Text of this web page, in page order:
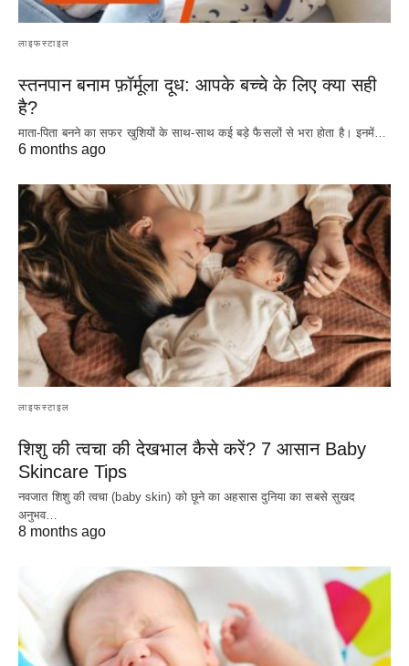
लाइफस्टाइल
स्तनपान बनाम फ़ॉर्मूला दूध: आपके बच्चे के लिए क्या सही
है?
माता-पिता बनने का सफर खुशियों के साथ-साथ कई बड़े फैसलों से भरा होता है। इनमें…
6 months ago
लाइफस्टाइल
शिशु की त्वचा की देखभाल कैसे करें? 7 आसान Baby
Skincare Tips
नवजात शिशु की त्वचा (baby skin) को छूने का अहसास दुनिया का सबसे सुखद
अनुभव…
8 months ago